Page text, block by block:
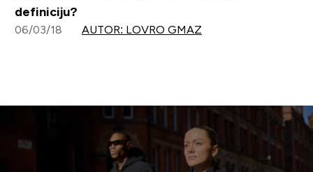
definiciju?
06/03/18 AUTOR: LOVRO GMAZ